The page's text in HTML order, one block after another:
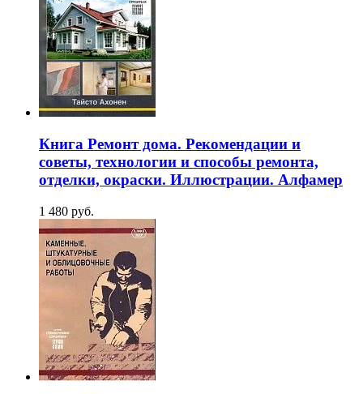
Книга Ремонт дома. Рекомендации и
советы, технологии и способы ремонта,
отделки, окраски. Иллюстрации. Алфамер
1 480 руб.